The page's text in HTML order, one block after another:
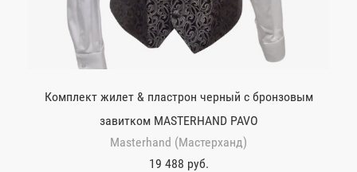
Комплект жилет & пластрон черный с бронзовым
завитком MASTERHAND PAVO
Masterhand (Мастерханд)
19 488 руб.